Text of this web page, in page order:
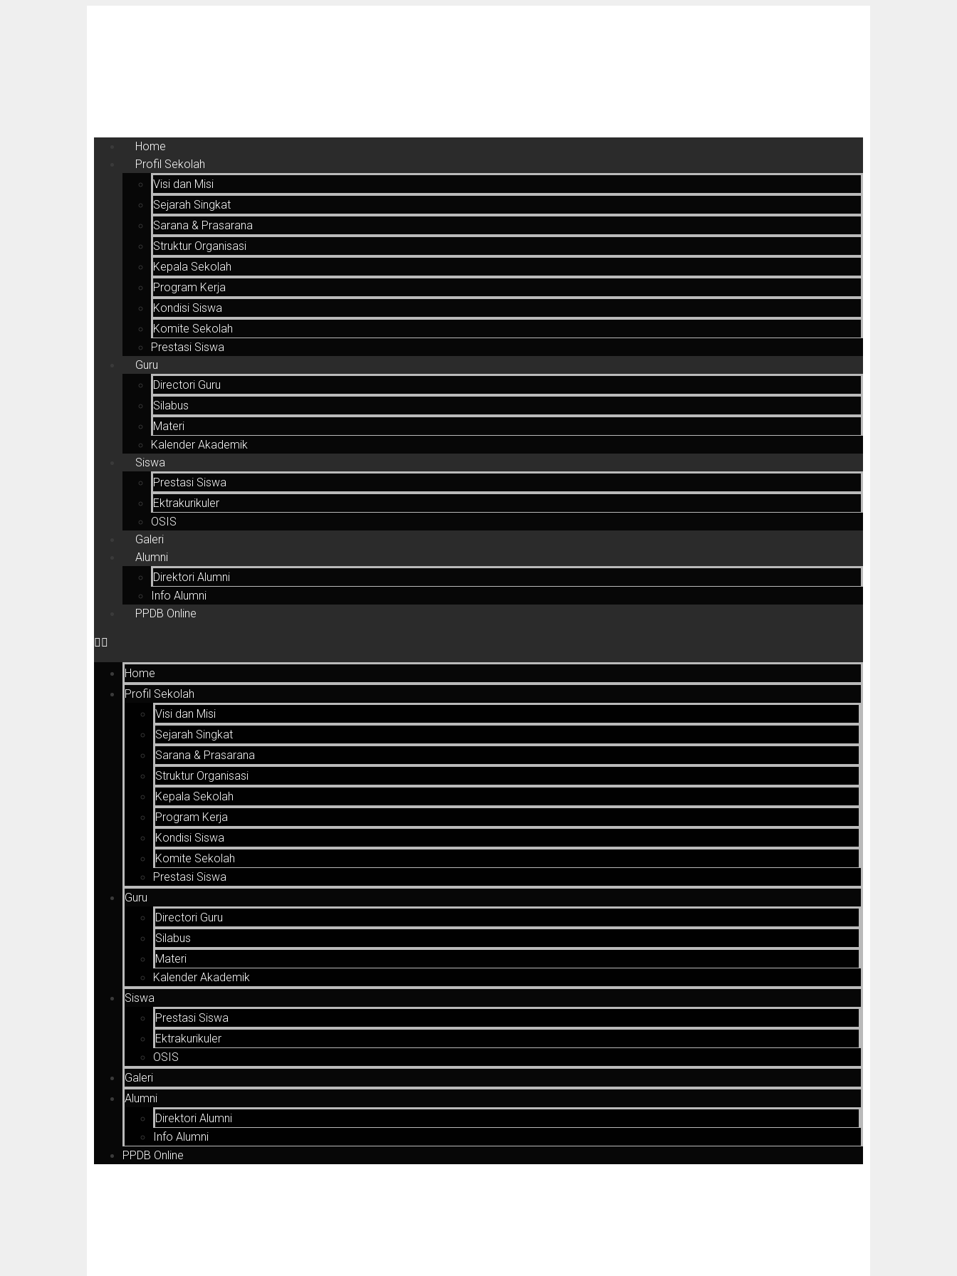
Home
Profil Sekolah
Visi dan Misi
Sejarah Singkat
Sarana & Prasarana
Struktur Organisasi
Kepala Sekolah
Program Kerja
Kondisi Siswa
Komite Sekolah
Prestasi Siswa
Guru
Directori Guru
Silabus
Materi
Kalender Akademik
Siswa
Prestasi Siswa
Ektrakurikuler
OSIS
Galeri
Alumni
Direktori Alumni
Info Alumni
PPDB Online
Home
Profil Sekolah
Visi dan Misi
Sejarah Singkat
Sarana & Prasarana
Struktur Organisasi
Kepala Sekolah
Program Kerja
Kondisi Siswa
Komite Sekolah
Prestasi Siswa
Guru
Directori Guru
Silabus
Materi
Kalender Akademik
Siswa
Prestasi Siswa
Ektrakurikuler
OSIS
Galeri
Alumni
Direktori Alumni
Info Alumni
PPDB Online